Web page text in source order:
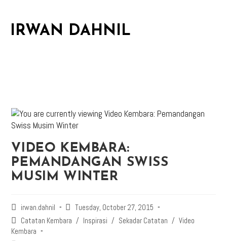
IRWAN DAHNIL
VIDEO KEMBARA:
PEMANDANGAN SWISS
MUSIM WINTER
irwan.dahnil
Tuesday, October 27, 2015
Catatan Kembara / Inspirasi / Sekadar Catatan / Video
Kembara